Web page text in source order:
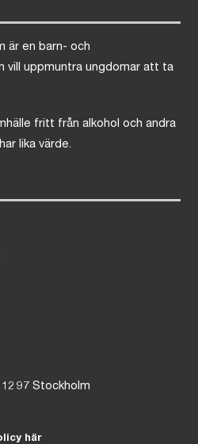
är en barn- och
vill uppmuntra ungdomar att ta
fritt från alkohol och andra
lika värde.
97 Stockholm
här